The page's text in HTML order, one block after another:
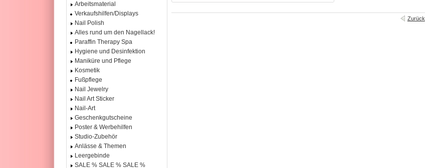
Zurück
Arbeitsmaterial
Verkaufshilfen/Displays
Nail Polish
Alles rund um den Nagellack!
Paraffin Therapy Spa
Hygiene und Desinfektion
Maniküre und Pflege
Kosmetik
Fußpflege
Nail Jewelry
Nail Art Sticker
Nail-Art
Geschenkgutscheine
Poster & Werbehilfen
Studio-Zubehör
Anlässe & Themen
Leergebinde
SALE % SALE % SALE %